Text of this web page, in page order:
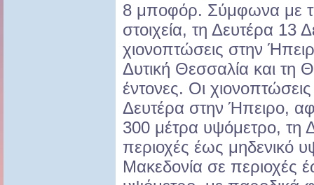
8 μποφόρ. Σύμφωνα με
στοιχεία, τη Δευτέρα 13
χιονοπτώσεις στην
Δυτική Θεσσαλία και τη
έντονες. Οι
Δευτέρα στην Ήπειρο,
300 μέτρα υψόμετρο, τη
περιοχές έως μηδενικό
Μακεδονία σε περιοχές